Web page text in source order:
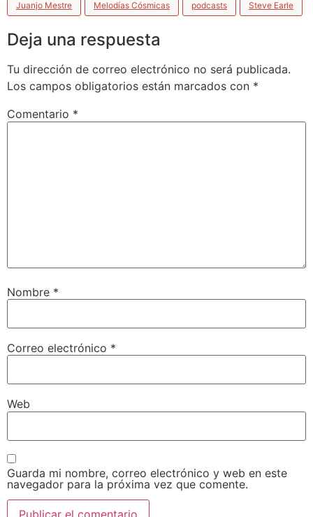
Juanjo Mestre Melodías Cósmicas podcasts Steve Earle
Deja una respuesta
Tu dirección de correo electrónico no será publicada.
Los campos obligatorios están marcados con *
Comentario *
Nombre *
Correo electrónico *
Web
Guarda mi nombre, correo electrónico y web en este
navegador para la próxima vez que comente.